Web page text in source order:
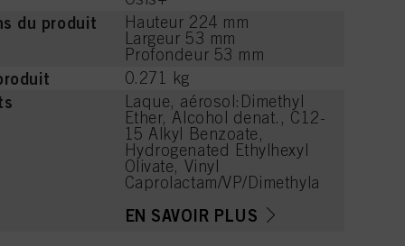
du produit
Hauteur 224 mm
Largeur 53 mm
Profondeur 53 mm
0.271 kg
Laque, aérosol:Dimethyl
Ether, Alcohol denat., C12-
15 Alkyl Benzoate,
Hydrogenated Ethylhexyl
Olivate, Vinyl
Caprolactam/VP/Dimethyla
Copolymer, Parfum
EN SAVOIR PLUS